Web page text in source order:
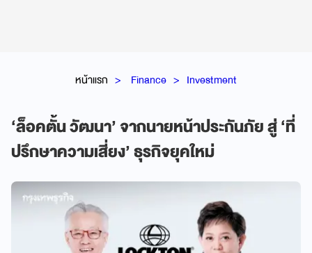
หน้าแรก Finance Investment
‘ล็อคตั้น วัฒนา’ จากนายหน้าประกันภัย สู่ ‘ที่
ปรึกษาความเสี่ยง’ ธุรกิจยุคใหม่